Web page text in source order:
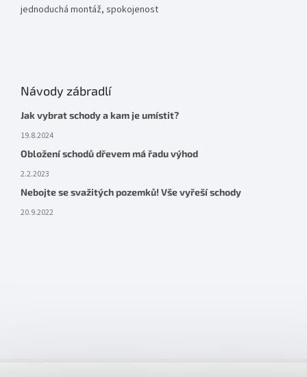
jednoduchá montáž, spokojenost
Návody zábradlí
Jak vybrat schody a kam je umístit?
19.8.2024
Obložení schodů dřevem má řadu výhod
2.2.2023
Nebojte se svažitých pozemků! Vše vyřeší schody
20.9.2022